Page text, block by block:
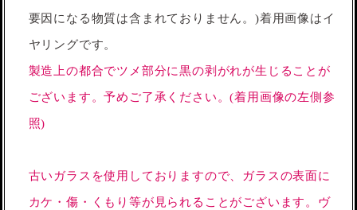
要因になる物質は含まれておりません。)着用画像はイ
ヤリングです。
製造上の都合でツメ部分に黒の剥がれが生じることが
ございます。予めご了承ください。(着用画像の左側参
照)
古いガラスを使用しておりますので、ガラスの表面に
カケ・傷・くもり等が見られることがございます。ヴ